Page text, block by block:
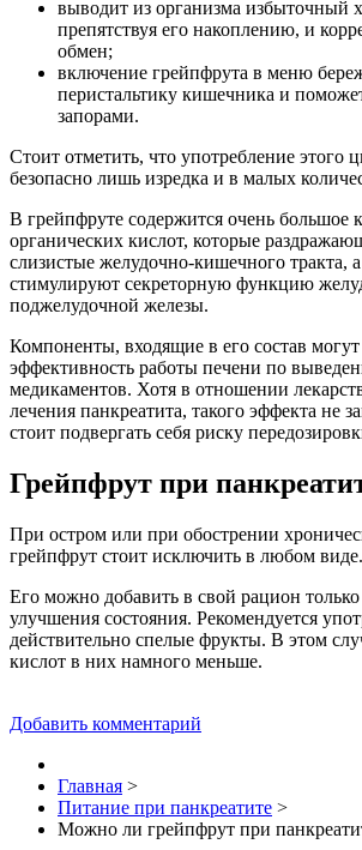
выводит из организма избыточный
препятствуя его накоплению, и
обмен;
включение грейпфрута в меню
перистальтику кишечника и
запорами.
Стоит отметить, что употребление этого
безопасно лишь изредка и в малых
В грейпфруте содержится очень большое
органических кислот, которые
слизистые желудочно-кишечного тракта,
стимулируют секреторную функцию
поджелудочной железы.
Компоненты, входящие в его состав
эффективность работы печени по
медикаментов. Хотя в отношении
лечения панкреатита, такого эффекта не
стоит подвергать себя риску
Грейпфрут при
При остром или при обострении
грейпфрут стоит исключить в любом виде.
Его можно добавить в свой рацион только
улучшения состояния. Рекомендуется
действительно спелые фрукты. В этом
кислот в них намного меньше.
Добавить комментарий
Главная >
Питание при панкреатите >
Можно ли грейпфрут при